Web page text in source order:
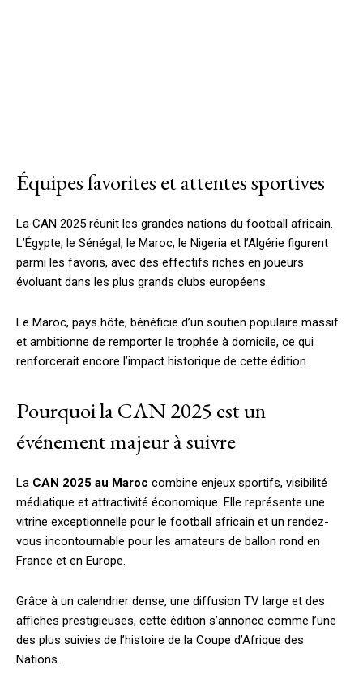
Équipes favorites et attentes sportives
La CAN 2025 réunit les grandes nations du football africain.
L’Égypte, le Sénégal, le Maroc, le Nigeria et l’Algérie figurent
parmi les favoris, avec des effectifs riches en joueurs
évoluant dans les plus grands clubs européens.
Le Maroc, pays hôte, bénéficie d’un soutien populaire massif
et ambitionne de remporter le trophée à domicile, ce qui
renforcerait encore l’impact historique de cette édition.
Pourquoi la CAN 2025 est un
événement majeur à suivre
La CAN 2025 au Maroc combine enjeux sportifs, visibilité
médiatique et attractivité économique. Elle représente une
vitrine exceptionnelle pour le football africain et un rendez-
vous incontournable pour les amateurs de ballon rond en
France et en Europe.
Grâce à un calendrier dense, une diffusion TV large et des
affiches prestigieuses, cette édition s’annonce comme l’une
des plus suivies de l’histoire de la Coupe d’Afrique des
Nations.